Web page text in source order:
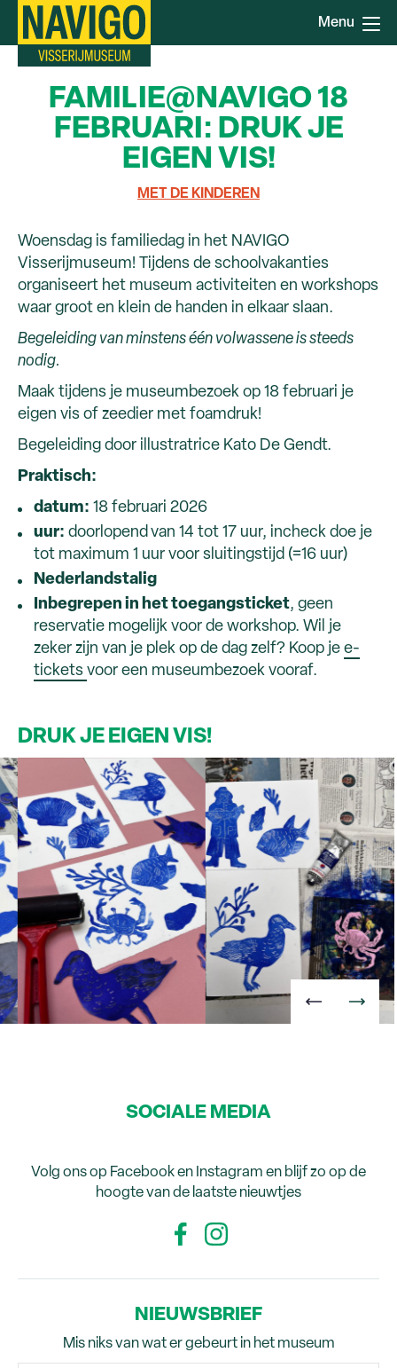
Overslaan
Menu
FAMILIE@NAVIGO 18
FEBRUARI: DRUK JE
EIGEN VIS!
MET DE KINDEREN
Woensdag is familiedag in het NAVIGO
Visserijmuseum! Tijdens de schoolvakanties
organiseert het museum activiteiten en workshops
waar groot en klein de handen in elkaar slaan.
Begeleiding van minstens één volwassene is steeds
nodig.
Maak tijdens je museumbezoek op 18 februari je
eigen vis of zeedier met foamdruk!
Begeleiding door illustratrice Kato De Gendt.
Praktisch:
datum: 18 februari 2026
uur: doorlopendvan 14 tot 17 uur, incheck doe je
tot maximum 1 uur voor sluitingstijd (=16 uur)
Nederlandstalig
Inbegrepen in het toegangsticket, geen
reservatie mogelijk voor de workshop. Wil je
zeker zijn van je plek op de dag zelf? Koop je e-
tickets voor een museumbezoek vooraf.
DRUK JE EIGEN VIS!
SOCIALE MEDIA
Volg ons op Facebook en Instagram en blijf zo op de
hoogte van de laatste nieuwtjes
NIEUWSBRIEF
Mis niks van wat er gebeurt in het museum